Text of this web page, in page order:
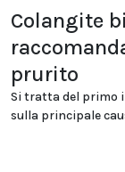
Colangite
prurito
Si tratta del primo
sulla principale